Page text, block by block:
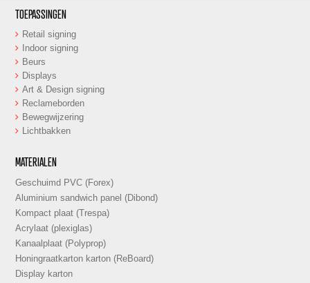
TOEPASSINGEN
Retail signing
Indoor signing
Beurs
Displays
Art & Design signing
Reclameborden
Bewegwijzering
Lichtbakken
MATERIALEN
Geschuimd PVC (Forex)
Aluminium sandwich panel (Dibond)
Kompact plaat (Trespa)
Acrylaat (plexiglas)
Kanaalplaat (Polyprop)
Honingraatkarton karton (ReBoard)
Display karton